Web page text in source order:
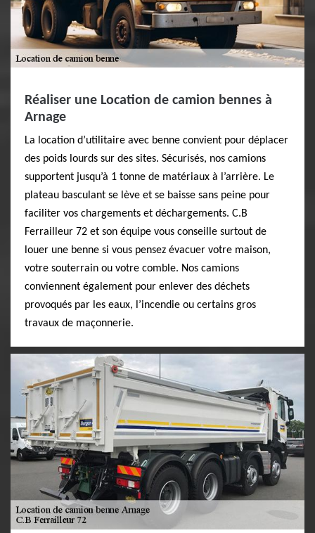
Réaliser une Location de camion bennes à
Arnage
La location d’utilitaire avec benne convient pour déplacer
des poids lourds sur des sites. Sécurisés, nos camions
supportent jusqu’à 1 tonne de matériaux à l’arrière. Le
plateau basculant se lève et se baisse sans peine pour
faciliter vos chargements et déchargements. C.B
Ferrailleur 72 et son équipe vous conseille surtout de
louer une benne si vous pensez évacuer votre maison,
votre souterrain ou votre comble. Nos camions
conviennent également pour enlever des déchets
provoqués par les eaux, l’incendie ou certains gros
travaux de maçonnerie.